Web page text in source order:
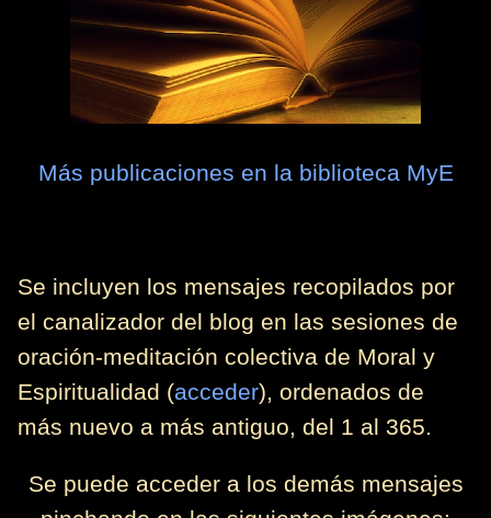
Más publicaciones en la biblioteca MyE
Se incluyen los mensajes recopilados por
el canalizador del blog en las sesiones de
oración-meditación colectiva de Moral y
Espiritualidad (acceder), ordenados de
más nuevo a más antiguo, del 1 al 365.
Se puede acceder a los demás mensajes